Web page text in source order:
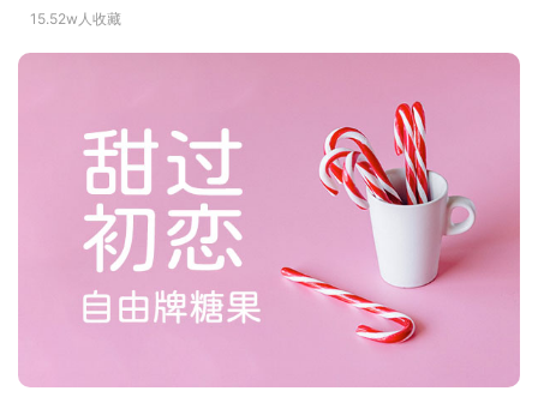
15.52w人收藏